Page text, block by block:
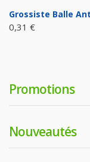
Grossiste Balle
0,31 €
Promotions
Nouveautés